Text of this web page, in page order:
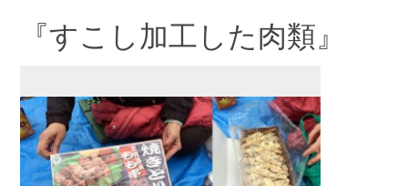
『すこし加工した肉類』